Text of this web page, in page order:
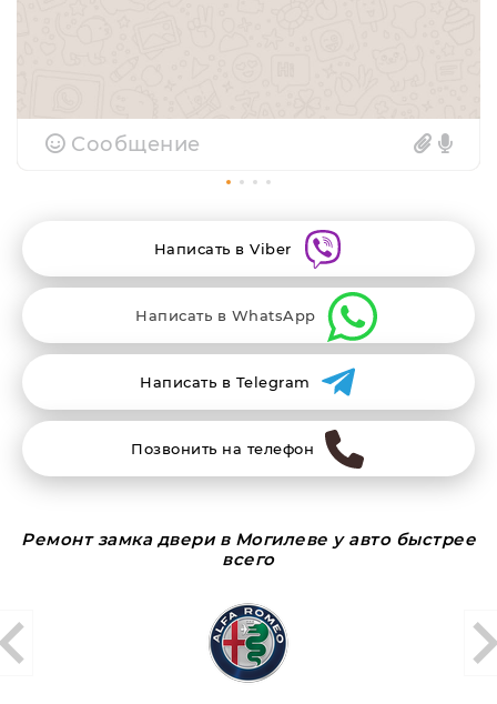
Сообщение
Написать в Viber
Написать в WhatsApp
Написать в Telegram
Позвонить на телефон
Ремонт замка двери в Могилеве у авто быстрее
всего